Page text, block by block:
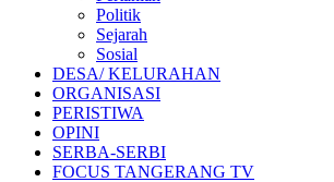
Politik
Sejarah
Sosial
DESA/ KELURAHAN
ORGANISASI
PERISTIWA
OPINI
SERBA-SERBI
FOCUS TANGERANG TV